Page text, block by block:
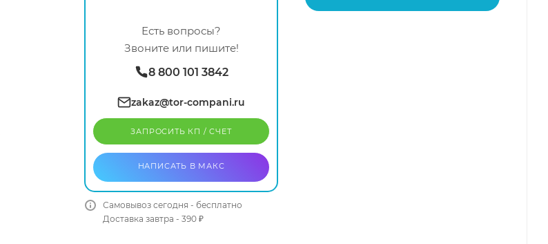
Есть вопросы?
Звоните или пишите!
8 800 101 3842
zakaz@tor-compani.ru
ЗАПРОСИТЬ КП / CЧЕТ
НАПИСАТЬ В МАКС
Самовывоз сегодня - бесплатно
Доставка завтра - 390 ₽